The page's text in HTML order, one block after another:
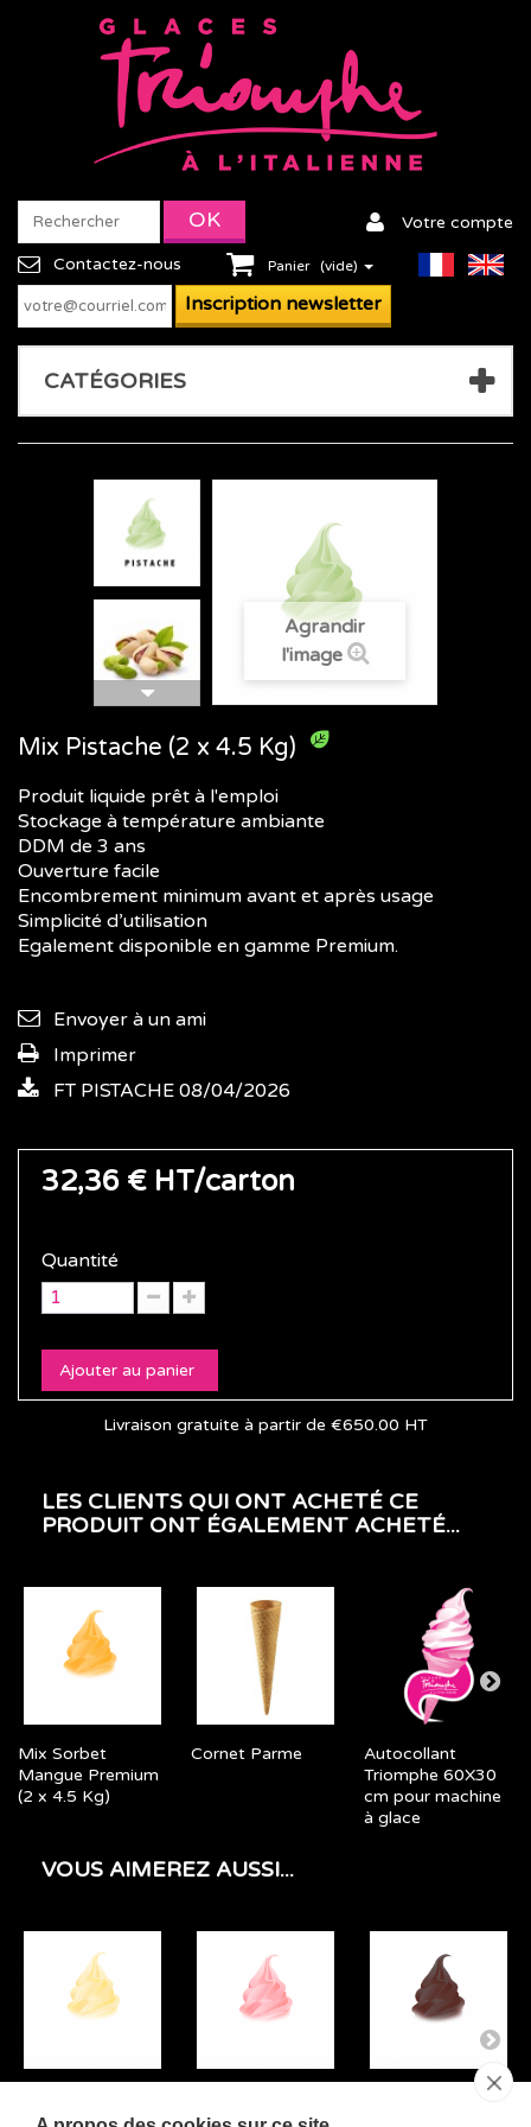
Votre compte
Contactez-nous Panier (vide)
CATÉGORIES
Agrandir
l'image
Mix Pistache (2 x 4.5 Kg)
Produit liquide prêt à l'emploi
Stockage à température ambiante
DDM de 3 ans
Ouverture facile
Encombrement minimum avant et après usage
Simplicité d’utilisation
Egalement disponible en gamme Premium.
Envoyer à un ami
Imprimer
FT PISTACHE 08/04/2026
32,36 € HT/carton
Quantité
Ajouter au panier
Livraison gratuite à partir de €650.00 HT
LES CLIENTS QUI ONT ACHETÉ CE
PRODUIT ONT ÉGALEMENT ACHETÉ...
Mix Sorbet
Mangue Premium
(2 x 4.5 Kg)
Cornet Parme
Autocollant
Triomphe 60X30
cm pour machine
à glace
VOUS AIMEREZ AUSSI...
4.5 Kg)
Kg)